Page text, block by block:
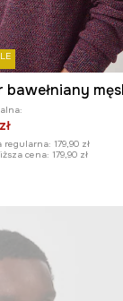
regularna: 179,90 zł
cena: 179,90 zł